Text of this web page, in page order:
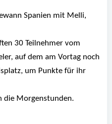
Spanien mit Melli,
30 Teilnehmer vom
auf dem am Vortag noch
um Punkte für ihr
die Morgenstunden.